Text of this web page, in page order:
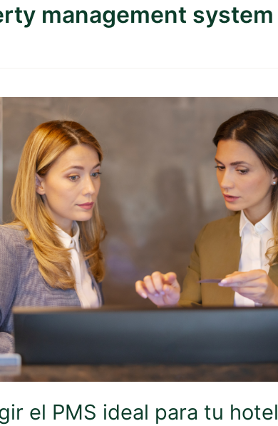
management system
el PMS ideal para tu hotel